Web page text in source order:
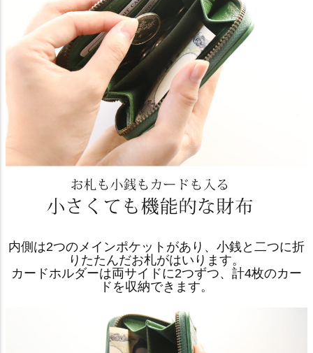
内側は2つのメインポケットがあり、小銭と二つに折
りたたんだお札がはいります。
カードホルダーは両サイドに2つずつ、計4枚のカー
ドを収納できます。